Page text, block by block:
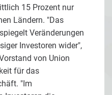
15 Prozent nur
Ländern. "Das
Veränderungen
Investoren wider",
von Union
für das
"Im